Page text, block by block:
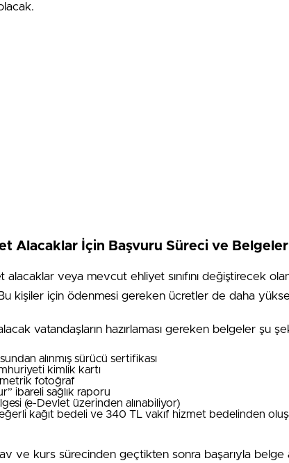
Alacaklar İçin Başvuru Süreci ve Belgeler
alacaklar veya mevcut ehliyet sınıfını değiştirecek
kişiler için ödenmesi gereken ücretler de daha
vatandaşların hazırlaması gereken belgeler şu
alınmış sürücü sertifikası
kimlik kartı
fotoğraf
ibareli sağlık raporu
(e-Devlet üzerinden alınabiliyor)
kağıt bedeli ve 340 TL vakıf hizmet bedelinden
ve kurs sürecinden geçtikten sonra başarıyla belge